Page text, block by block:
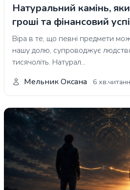
Натуральний камінь,
гроші та фінансовий
Віра в те, що певні предмети
нашу долю, супроводжує
тисячоліть. Натурал...
Мельник Оксана
6